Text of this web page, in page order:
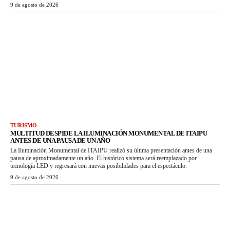
9 de agosto de 2026
TURISMO
MULTITUD DESPIDE LA ILUMINACIÓN MONUMENTAL DE ITAIPU
ANTES DE UNA PAUSA DE UN AÑO
La Iluminación Monumental de ITAIPU realizó su última presentación antes de una
pausa de aproximadamente un año. El histórico sistema será reemplazado por
tecnología LED y regresará con nuevas posibilidades para el espectáculo.
9 de agosto de 2026